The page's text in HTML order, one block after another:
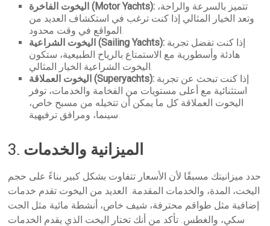
اليخوت الفاخرة (Motor Yachts):
وتعد الخيار المثالي إذا كنت ترغب في استكشاف العديد من
المواقع في وقت محدود.
اليخوت الشراعية (Sailing Yachts):
هادئة وأسطورية مع الاستمتاع بالرياح الطبيعية، ستكون
اليخوت الشراعية الخيار المثالي.
اليخوت العملاقة (Superyachts):
استثنائية مع أعلى مستويات من الفخامة والخدمات، توفر
اليخوت العملاقة كل ما يمكن أن تتخيله من مسبح خاص،
سينما، ومرافق ترفيهية.
3. الميزانية والخدمات
حدد ميزانيتك مسبقًا لأن الأسعار تتفاوت بشكل كبير بناءً على حجم
اليخت، المدة، والخدمات المقدمة. العديد من اليخوت تقدم خدمات
إضافية مثل طواقم محترفة، شيف خاص، أنشطة مائية مثل الجت
سكي، والغطس. تأكد من أنك تختار اليخت الذي يقدم الخدمات